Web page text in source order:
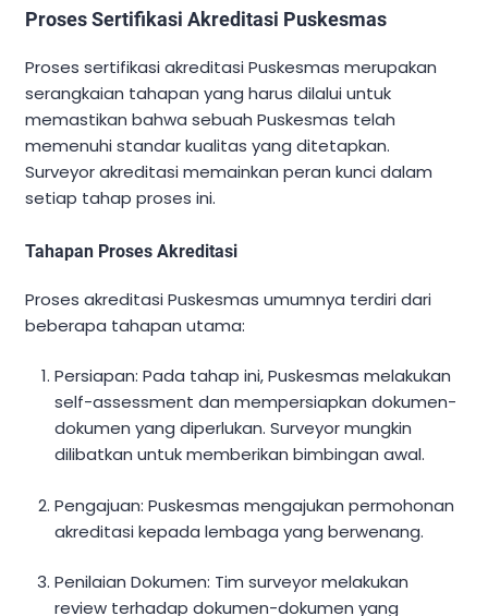
Proses Sertifikasi Akreditasi Puskesmas
Proses sertifikasi akreditasi Puskesmas merupakan
serangkaian tahapan yang harus dilalui untuk
memastikan bahwa sebuah Puskesmas telah
memenuhi standar kualitas yang ditetapkan.
Surveyor akreditasi memainkan peran kunci dalam
setiap tahap proses ini.
Tahapan Proses Akreditasi
Proses akreditasi Puskesmas umumnya terdiri dari
beberapa tahapan utama:
Persiapan: Pada tahap ini, Puskesmas melakukan
self-assessment dan mempersiapkan dokumen-
dokumen yang diperlukan. Surveyor mungkin
dilibatkan untuk memberikan bimbingan awal.
Pengajuan: Puskesmas mengajukan permohonan
akreditasi kepada lembaga yang berwenang.
Penilaian Dokumen: Tim surveyor melakukan
review terhadap dokumen-dokumen yang